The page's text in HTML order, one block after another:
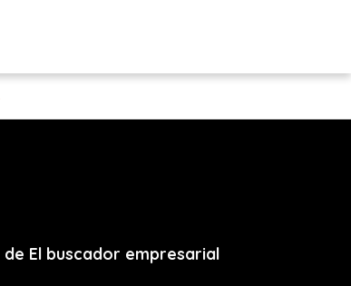
El buscador empresarial